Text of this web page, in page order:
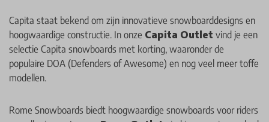
Capita staat bekend om zijn innovatieve snowboarddesigns en
hoogwaardige constructie. In onze Capita Outlet vind je een
selectie Capita snowboards met korting, waaronder de
populaire DOA (Defenders of Awesome) en nog veel meer toffe
modellen.
Rome Snowboards biedt hoogwaardige snowboards voor riders